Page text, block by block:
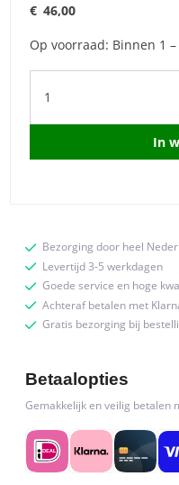
€ 46,00
Op voorraad: Binnen 1
Pure
In
Bezorging door heel
Levertijd 3-5 werkdagen
Goede service en hoge
Achteraf betalen met
Gratis bezorging bij
Betaalopties
Gemakkelijk en veilig betalen